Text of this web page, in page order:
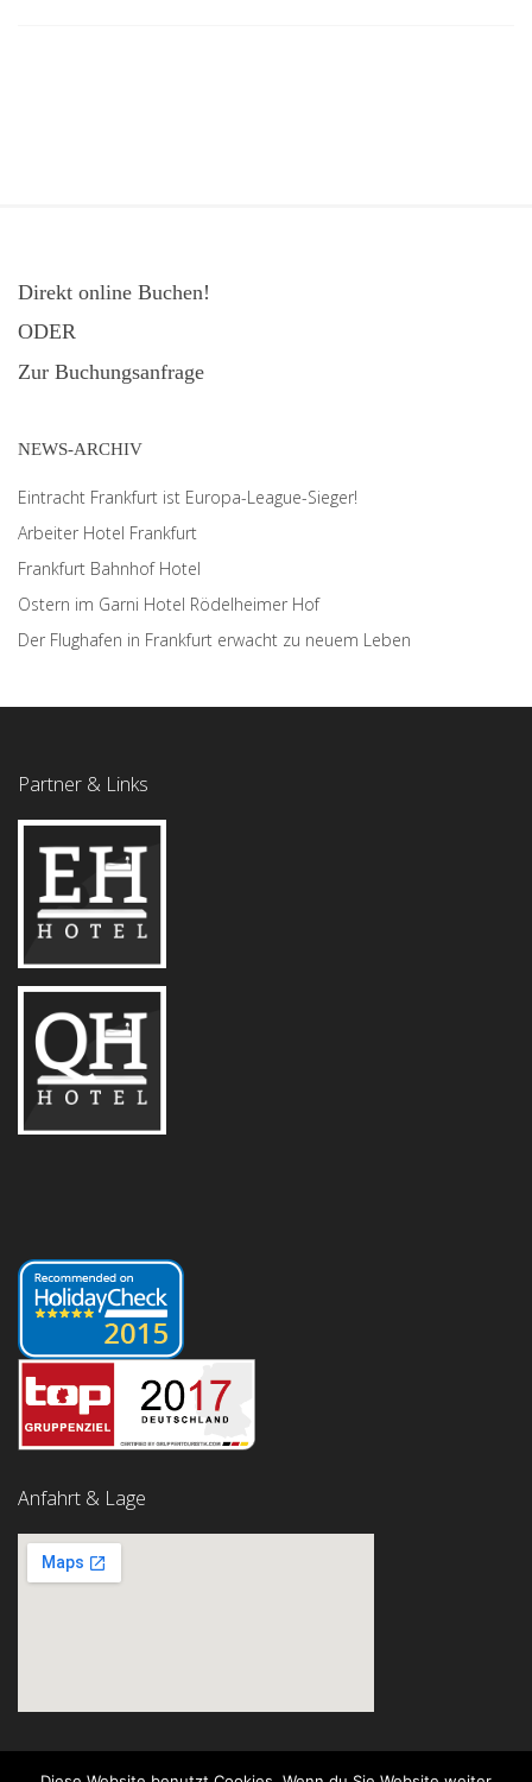
Direkt online Buchen!
ODER
Zur Buchungsanfrage
NEWS-ARCHIV
Eintracht Frankfurt ist Europa-League-Sieger!
Arbeiter Hotel Frankfurt
Frankfurt Bahnhof Hotel
Ostern im Garni Hotel Rödelheimer Hof
Der Flughafen in Frankfurt erwacht zu neuem Leben
Partner & Links
Anfahrt & Lage